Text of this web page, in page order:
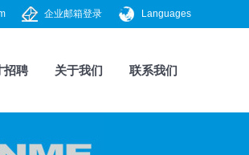
Languages
企业邮箱登录
招聘 关于我们 联系我们